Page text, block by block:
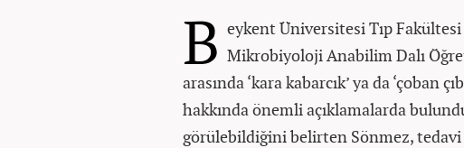
B eykent Üniversitesi Tıp
Mikrobiyoloji Anabilim Dalı
arasında ‘kara kabarcık’ ya da ‘çoban
hakkında önemli açıklamalarda
görülebildiğini belirten Sönmez,